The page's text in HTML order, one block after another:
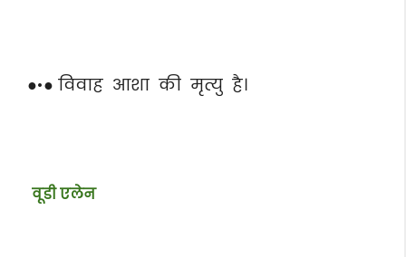
●•● विवाह आशा की मृत्यु है।
वूडी एलेन